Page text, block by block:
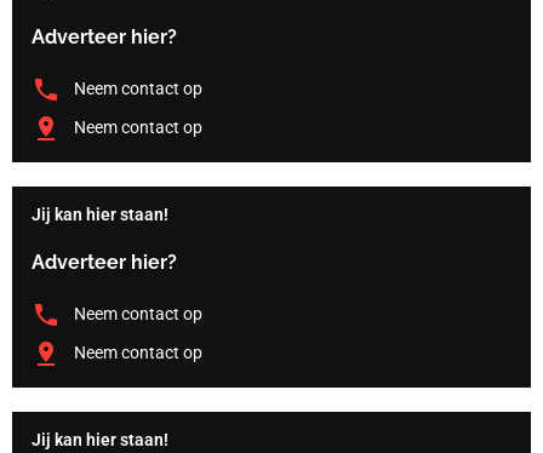
Adverteer hier?
Neem contact op
Neem contact op
Jij kan hier staan!
Adverteer hier?
Neem contact op
Neem contact op
Jij kan hier staan!